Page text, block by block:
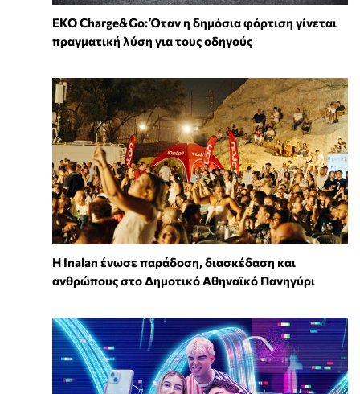
EKO Charge&Go: Όταν η δημόσια φόρτιση γίνεται
πραγματική λύση για τους οδηγούς
Η Inalan ένωσε παράδοση, διασκέδαση και
ανθρώπους στο Δημοτικό Αθηναϊκό Πανηγύρι